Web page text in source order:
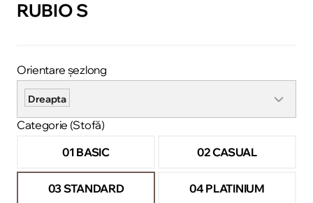
RUBIO S
Orientare șezlong
Dreapta
Categorie (Stofă)
01 BASIC
02 CASUAL
03 STANDARD 04 PLATINIUM